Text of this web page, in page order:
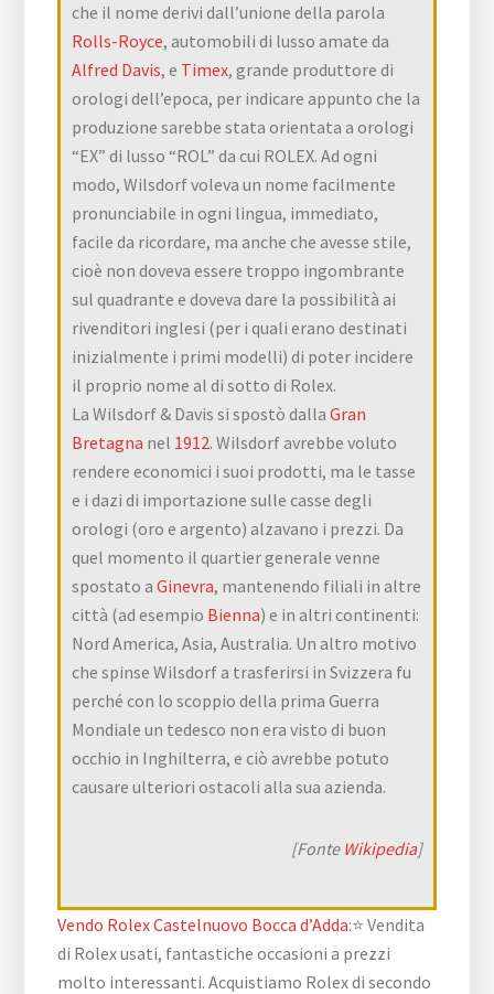
che il nome derivi dall’unione della parola
Rolls-Royce, automobili di lusso amate da
Alfred Davis, e Timex, grande produttore di
orologi dell’epoca, per indicare appunto che la
produzione sarebbe stata orientata a orologi
“EX” di lusso “ROL” da cui ROLEX. Ad ogni
modo, Wilsdorf voleva un nome facilmente
pronunciabile in ogni lingua, immediato,
facile da ricordare, ma anche che avesse stile,
cioè non doveva essere troppo ingombrante
sul quadrante e doveva dare la possibilità ai
rivenditori inglesi (per i quali erano destinati
inizialmente i primi modelli) di poter incidere
il proprio nome al di sotto di Rolex.
La Wilsdorf & Davis si spostò dallaGran
Bretagna nel 1912. Wilsdorf avrebbe voluto
rendere economici i suoi prodotti, ma le tasse
e i dazi di importazione sulle casse degli
orologi (oro e argento) alzavano i prezzi. Da
quel momento il quartier generale venne
spostato aGinevra, mantenendo filiali in altre
città (ad esempio Bienna) e in altri continenti:
Nord America, Asia, Australia. Un altro motivo
che spinse Wilsdorf a trasferirsi in Svizzera fu
perché con lo scoppio della prima Guerra
Mondiale un tedesco non era visto di buon
occhio in Inghilterra, e ciò avrebbe potuto
causare ulteriori ostacoli alla sua azienda.
[Fonte Wikipedia]
Vendo Rolex Castelnuovo Bocca d’Adda:⭐ Vendita
di Rolex usati, fantastiche occasioni a prezzi
molto interessanti. Acquistiamo Rolex di secondo